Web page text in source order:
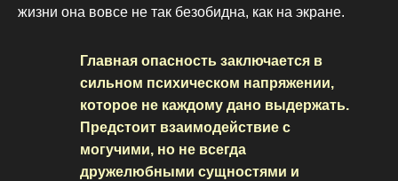
жизни она вовсе не так безобидна, как на экране.
Главная опасность заключается в
сильном психическом напряжении,
которое не каждому дано выдержать.
Предстоит взаимодействие с
могучими, но не всегда
дружелюбными сущностями и